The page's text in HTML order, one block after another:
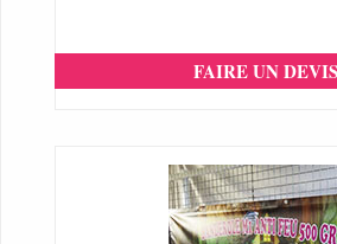
FAIRE UN DEVIS